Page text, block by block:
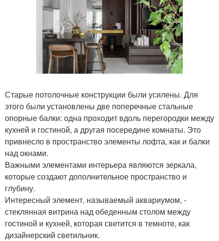
Старые потолочные конструкции были усилены. Для
этого были установлены две поперечные стальные
опорные балки: одна проходит вдоль перегородки между
кухней и гостиной, а другая посередине комнаты. Это
привнесло в пространство элементы лофта, как и балки
над окнами.
Важными элементами интерьера являются зеркала,
которые создают дополнительное пространство и
глубину.
Интересный элемент, называемый аквариумом, -
стеклянная витрина над обеденным столом между
гостиной и кухней, которая светится в темноте, как
дизайнерский светильник.